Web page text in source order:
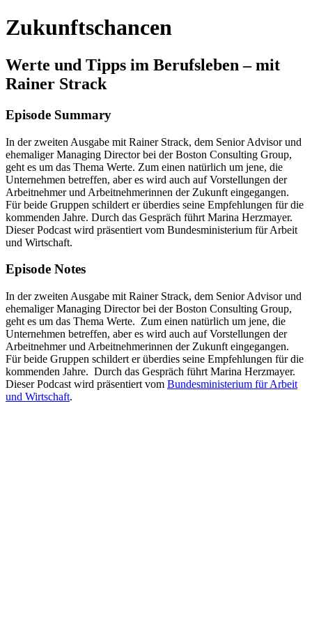
Zukunftschancen
Werte und Tipps im Berufsleben – mit
Rainer Strack
Episode Summary
In der zweiten Ausgabe mit Rainer Strack, dem Senior Advisor und
ehemaliger Managing Director bei der Boston Consulting Group,
geht es um das Thema Werte. Zum einen natürlich um jene, die
Unternehmen betreffen, aber es wird auch auf Vorstellungen der
Arbeitnehmer und Arbeitnehmerinnen der Zukunft eingegangen.
Für beide Gruppen schildert er überdies seine Empfehlungen für die
kommenden Jahre. Durch das Gespräch führt Marina Herzmayer.
Dieser Podcast wird präsentiert vom Bundesministerium für Arbeit
und Wirtschaft.
Episode Notes
In der zweiten Ausgabe mit Rainer Strack, dem Senior Advisor und
ehemaliger Managing Director bei der Boston Consulting Group,
geht es um das Thema Werte. Zum einen natürlich um jene, die
Unternehmen betreffen, aber es wird auch auf Vorstellungen der
Arbeitnehmer und Arbeitnehmerinnen der Zukunft eingegangen.
Für beide Gruppen schildert er überdies seine Empfehlungen für die
kommenden Jahre. Durch das Gespräch führt Marina Herzmayer.
Dieser Podcast wird präsentiert vom Bundesministerium für Arbeit
und Wirtschaft.